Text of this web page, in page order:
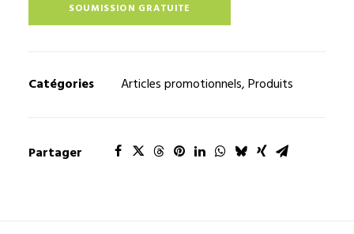
SOUMISSION GRATUITE
Catégories Articles promotionnels,Produits
Partager